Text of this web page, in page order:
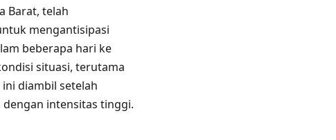
Barat, telah
mengantisipasi
beberapa hari ke
situasi, terutama
diambil setelah
intensitas tinggi.